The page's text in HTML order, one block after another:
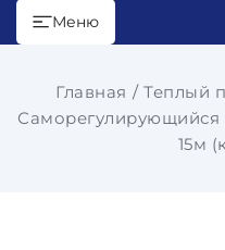
Меню
Главная Теплый
Саморегулирующийся
15м